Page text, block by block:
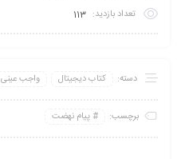
تعداد بازدید: 113
دسته: کتاب دیجیتال واجب عینی
برچسب: پیام نهضت